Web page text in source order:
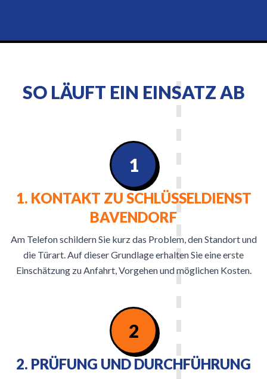
SO LÄUFT EIN EINSATZ AB
1. KONTAKT ZU SCHLÜSSELDIENST
BAVENDORF
Am Telefon schildern Sie kurz das Problem, den Standort und
die Türart. Auf dieser Grundlage erhalten Sie eine erste
Einschätzung zu Anfahrt, Vorgehen und möglichen Kosten.
1
2
2. PRÜFUNG UND DURCHFÜHRUNG